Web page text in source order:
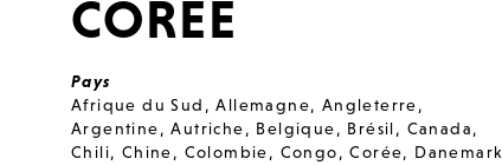
CORÉE
Pays
Afrique du Sud ,Allemagne, Angleterre,
Argentine,Autriche, Belgique, Brésil, Canada,
Chili, Chine, Colombie, Congo,Corée, Danemark